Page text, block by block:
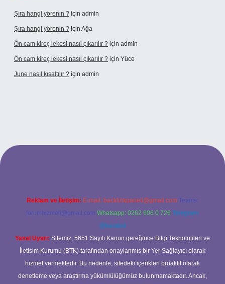
Şıra hangi yörenin ? için admin
Şıra hangi yörenin ? için Ağa
Ön cam kireç lekesi nasıl çıkarılır ? için admin
Ön cam kireç lekesi nasıl çıkarılır ? için Yüce
June nasıl kısaltılır ? için admin
giriş
Reklam ve İletişim: E-mail: backlinkpaneli@gmail.com Teams:
forumhizmeti@gmail.com Whatsapp: 0262 606 0 726 Telegram:
@karabul
Yasal Uyarı: Sitemiz, 5651 Sayılı Kanun gereğince Bilgi Teknolojileri ve
İletişim Kurumu (BTK) tarafından onaylanmış bir Yer Sağlayıcı olarak
hizmet vermektedir. Bu nedenle, sitedeki içerikleri proaktif olarak
denetleme veya araştırma yükümlülüğümüz bulunmamaktadır. Ancak,